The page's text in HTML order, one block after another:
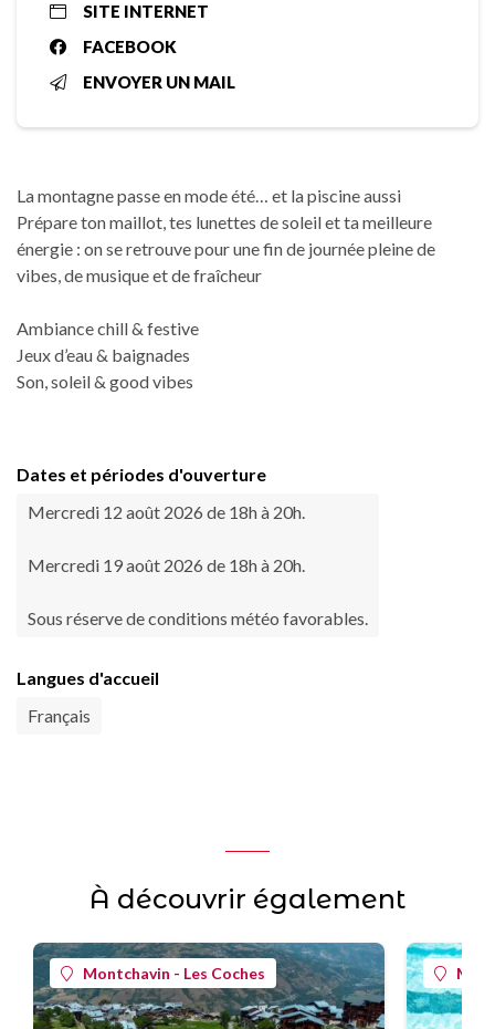
SITE INTERNET
FACEBOOK
ENVOYER UN MAIL
La montagne passe en mode été… et la piscine aussi ️
Prépare ton maillot, tes lunettes de soleil et ta meilleure
énergie : on se retrouve pour une fin de journée pleine de
vibes, de musique et de fraîcheur
Ambiance chill & festive
Jeux d’eau & baignades
Son, soleil & good vibes
Dates et périodes d'ouverture
Mercredi 12 août 2026 de 18h à 20h.
Mercredi 19 août 2026 de 18h à 20h.
Sous réserve de conditions météo favorables.
Langues d'accueil
Français
À découvrir également
Montchavin - Les Coches